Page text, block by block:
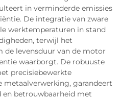
in verminderde emissies
De integratie van zware
werktemperaturen in stand
terwijl het
de levensduur van de motor
waarborgt. De robuuste
precisiebewerkte
metaalverwerking, garandeert
betrouwbaarheid met